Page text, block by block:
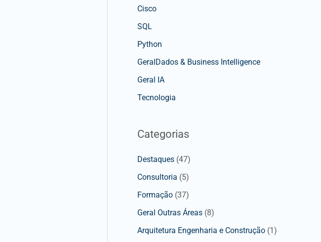
Cisco
SQL
Python
GeralDados & Business Intelligence
Geral IA
Tecnologia
Categorias
Destaques (47)
Consultoria (5)
Formação (37)
Geral Outras Áreas (8)
Arquitetura Engenharia e Construção (1)